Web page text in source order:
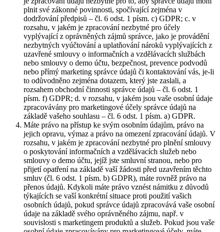
plnit své zákonné povinnosti, spočívající zejména v
dodržování předpisů – čl. 6 odst. 1 písm. c) GDPR; c. v
rozsahu, v jakém je zpracování nezbytné pro účely
vyplývající z oprávněných zájmů správce, jako je provádění
nezbytných vyúčtování a uplatňování nároků vyplývajících z
uzavřené smlouvy o informačních a vzdělávacích službách
nebo smlouvy o demo účtu, bezpečnost, prevence podvodů
nebo přímý marketing správce údajů či kontaktování vás, je-li
to odůvodněno zejména dotazem, který jste zaslali, a
rozsahem obchodní činnosti správce údajů – čl. 6 odst. 1
písm. f) GDPR; d. v rozsahu, v jakém jsou vaše osobní údaje
zpracovávány pro marketingové účely správce údajů na
základě vašeho souhlasu – čl. 6 odst. 1 písm. a) GDPR.
Máte právo na přístup ke svým osobním údajům, právo na
jejich opravu, výmaz a právo na omezení zpracování údajů. V
rozsahu, v jakém je zpracování nezbytné pro plnění smlouvy
o poskytování informačních a vzdělávacích služeb nebo
smlouvy o demo účtu, jejíž jste smluvní stranou, nebo pro
přijetí opatření na základě vaší žádosti před uzavřením těchto
smluv (čl. 6 odst. 1 písm. b) GDPR), máte rovněž právo na
přenos údajů. Kdykoli máte právo vznést námitku z důvodů
týkajících se vaší konkrétní situace proti použití vašich
osobních údajů, pokud správce údajů zpracovává vaše osobní
údaje na základě svého oprávněného zájmu, např. v
souvislosti s marketingem produktů a služeb. Pokud jsou vaše